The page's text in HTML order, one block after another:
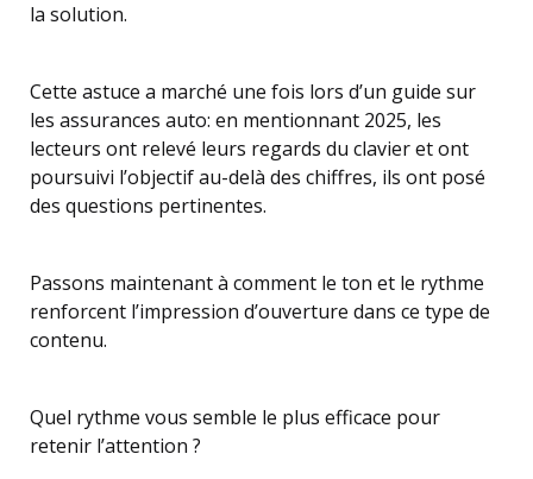
la solution.
Cette astuce a marché une fois lors d’un guide sur
les assurances auto: en mentionnant 2025, les
lecteurs ont relevé leurs regards du clavier et ont
poursuivi l’objectif au-delà des chiffres, ils ont posé
des questions pertinentes.
Passons maintenant à comment le ton et le rythme
renforcent l’impression d’ouverture dans ce type de
contenu.
Quel rythme vous semble le plus efficace pour
retenir l’attention ?